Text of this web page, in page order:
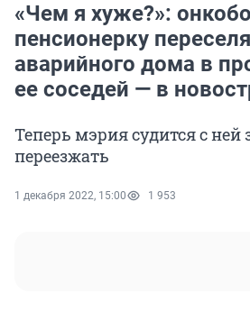
«Чем я хуже?»:
пенсионерку
аварийного дома в
ее соседей — в
Теперь мэрия судится с ней
переезжать
1 декабря 2022, 15:00 1 953